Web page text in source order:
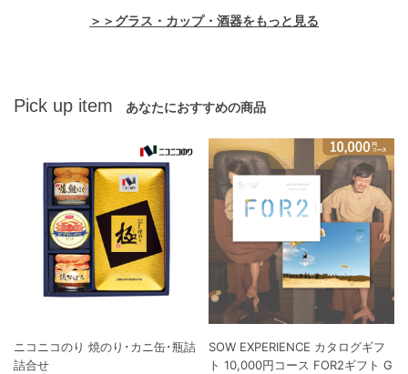
＞＞グラス・カップ・酒器をもっと見る
Pick up item あなたにおすすめの商品
ニコニコのり 焼のり･カニ缶･瓶詰
詰合せ
SOW EXPERIENCE カタログギフ
ト 10,000円コース FOR2ギフト G